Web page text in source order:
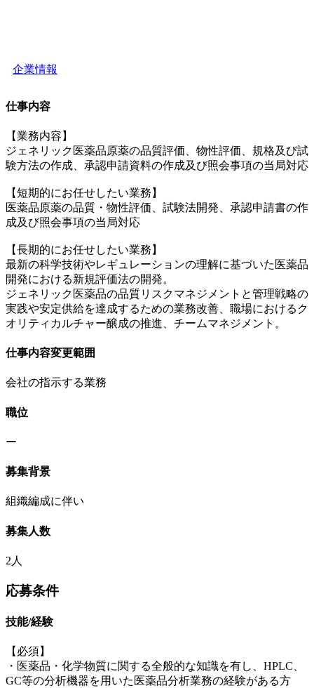
企業情報
仕事内容
【業務内容】
ジェネリック医薬品原薬の品質評価、物性評価、規格及び試
験方法の作成、承認申請資料の作成及び照会事項の当局対応
【短期的にお任せしたい業務】
医薬品原薬の品質・物性評価、試験法開発、承認申請書の作
成及び照会事項の当局対応
【長期的にお任せしたい業務】
最新の科学技術やレギュレーションの理解に基づいた医薬品
開発における新規評価法の開発。
ジェネリック医薬品の品質リスクマネジメントと管理戦略の
実践や安定供給を達成するための業務改善、職場におけるク
オリティカルチャー醸成の推進、チームマネジメント。
仕事内容変更範囲
会社の指示する業務
職位
ー
募集背景
組織編成に伴い
募集人数
2人
応募条件
技能/経験
【必須】
・医薬品・化学物質に関する全般的な知識を有し、HPLC、
GC等の分析機器を用いた医薬品分析業務の経験がある方